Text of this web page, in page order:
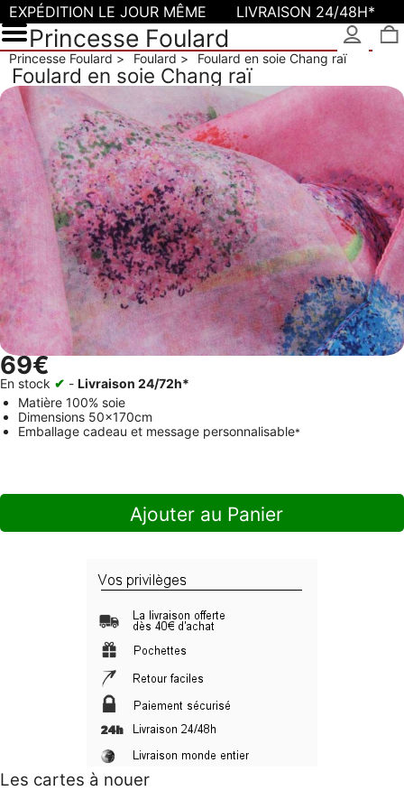
Princesse Foulard
Princesse Foulard Foulard Foulard en soie Chang raï
Foulard en soie Chang raï
69€
En stock ✔ - Livraison 24/72h*
Matière 100% soie
Dimensions 50x170cm
Emballage cadeau et message personnalisable*
Ajouter au Panier
Les cartes à nouer
EXPÉDITION LE JOUR MÊME LIVRAISON 24/48H*